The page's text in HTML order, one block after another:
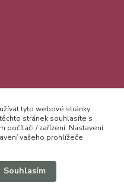
tyto webové stránky
stránek souhlasíte s
počítači / zařízení. Nastavení
vašeho prohlížeče.
Souhlasím